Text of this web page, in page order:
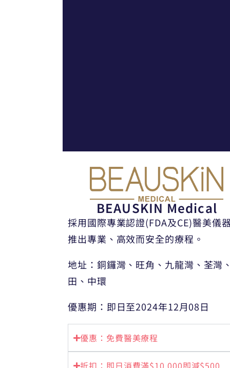
BEAUSKIN Medical
採用國際專業認證(FDA及CE)醫美儀
推出專業、高效而安全的療程。
地址：銅鑼灣、旺角、九龍灣、荃灣
田、中環
優惠期：即日至2024年12月08日
優惠：免費醫美療程